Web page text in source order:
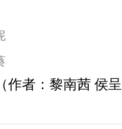
（作者：黎南茜 侯